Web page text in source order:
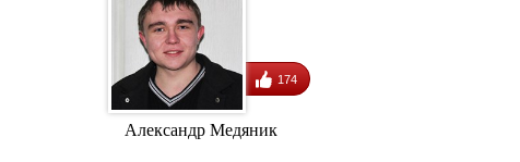
174
Александр Медяник